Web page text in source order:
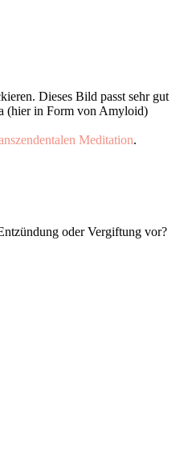
Dieses Bild passt sehr gut
(hier in Form von Amyloid)
Meditation.
oder Vergiftung vor?